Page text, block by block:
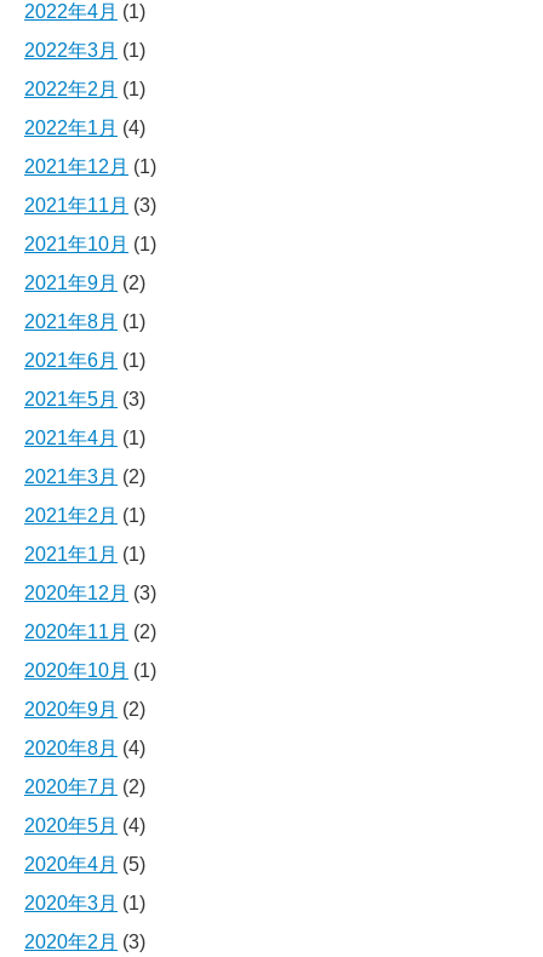
2022年4月 (1)
2022年3月 (1)
2022年2月 (1)
2022年1月 (4)
2021年12月 (1)
2021年11月 (3)
2021年10月 (1)
2021年9月 (2)
2021年8月 (1)
2021年6月 (1)
2021年5月 (3)
2021年4月 (1)
2021年3月 (2)
2021年2月 (1)
2021年1月 (1)
2020年12月 (3)
2020年11月 (2)
2020年10月 (1)
2020年9月 (2)
2020年8月 (4)
2020年7月 (2)
2020年5月 (4)
2020年4月 (5)
2020年3月 (1)
2020年2月 (3)